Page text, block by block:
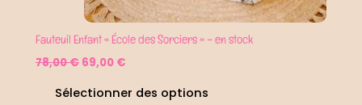
Fauteuil Enfant « École des Sorciers » – en stock
78,00€ 69,00 €
Sélectionner des options